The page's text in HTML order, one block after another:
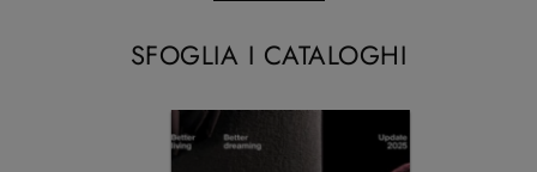
SFOGLIA I CATALOGHI